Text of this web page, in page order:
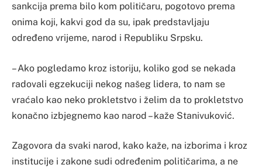
sankcija prema bilo kom političaru, pogotovo prema
onima koji, kakvi god da su, ipak predstavljaju
određeno vrijeme, narod i Republiku Srpsku.
– Ako pogledamo kroz istoriju, koliko god se nekada
radovali egzekuciji nekog našeg lidera, to nam se
vraćalo kao neko prokletstvo i želim da to prokletstvo
konačno izbjegnemo kao narod – kaže Stanivuković.
Zagovora da svaki narod, kako kaže, na izborima i kroz
institucije i zakone sudi određenim političarima, a ne